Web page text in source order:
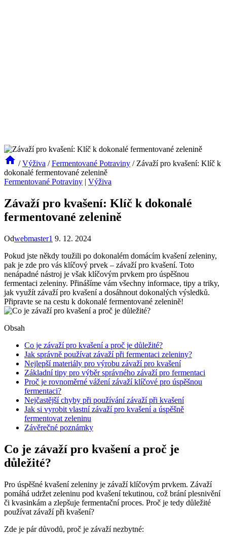
/ Výživa / Fermentované Potraviny / Závaží pro kvašení: Klíč k
dokonalé fermentované zelenině
Fermentované Potraviny | Výživa
Závaží pro kvašení: Klíč k dokonalé
fermentované zelenině
Odwebmaster1 9. 12. 2024
Pokud jste někdy ‍toužili po dokonalém domácím kvašení zeleniny,‍
pak⁤ je zde pro‍ vás klíčový prvek – závaží pro⁢ kvašení. Toto
nenápadné nástroj je ‍však klíčovým prvkem pro úspěšnou
fermentaci ⁣zeleniny. Přinášíme⁤ vám všechny informace, tipy a⁤ triky,
jak využít závaží pro kvašení a dosáhnout dokonalých výsledků.
Připravte se na cestu k dokonalé fermentované‍ zelenině!
Obsah
Co ‍je závaží pro kvašení a proč je důležité?
Jak správně používat ⁣závaží při ⁣fermentaci ​zeleniny?
Nejlepší‍ materiály pro výrobu ​závaží pro⁣ kvašení
Základní tipy pro ⁢výběr správného závaží ‌pro fermentaci
Proč je rovnoměrné vážení závaží klíčové pro úspěšnou
fermentaci?
Nejčastější ⁤chyby při‍ používání ‍závaží při ‌kvašení
Jak si vyrobit vlastní závaží pro kvašení a úspěšně
fermentovat zeleninu
Závěrečné poznámky
Co ‍je závaží pro kvašení a proč je
důležité?
Pro úspěšné kvašení zeleniny je závaží klíčovým prvkem. ‌Závaží
pomáhá udržet zeleninu pod kvašení ‌tekutinou, což brání plesnivění
či kvasinkám a ​zlepšuje fermentační proces. Proč je tedy důležité
‌používat závaží při kvašení?
Zde je pár důvodů, proč je závaží nezbytné: